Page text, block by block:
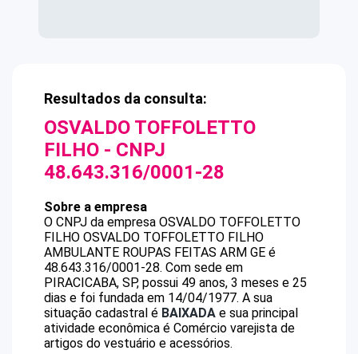
Resultados da consulta:
OSVALDO TOFFOLETTO
FILHO - CNPJ
48.643.316/0001-28
Sobre a empresa
O CNPJ da empresa OSVALDO TOFFOLETTO
FILHO OSVALDO TOFFOLETTO FILHO
AMBULANTE ROUPAS FEITAS ARM GE é
48.643.316/0001-28. Com sede em
PIRACICABA, SP, possui 49 anos, 3 meses e 25
dias e foi fundada em 14/04/1977. A sua
situação cadastral é BAIXADA e sua principal
atividade econômica é Comércio varejista de
artigos do vestuário e acessórios.